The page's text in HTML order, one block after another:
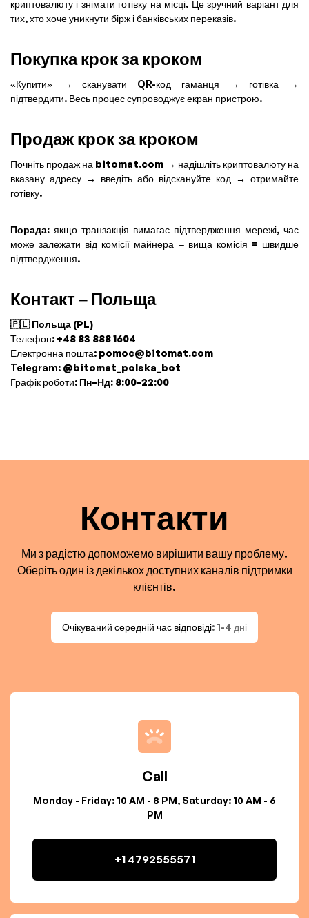
криптовалюту і знімати готівку на місці. Це зручний варіант для
тих, хто хоче уникнути бірж і банківських переказів.
Покупка крок за кроком
«Купити» → сканувати QR-код гаманця → готівка →
підтвердити. Весь процес супроводжує екран пристрою.
Продаж крок за кроком
Почніть продаж на bitomat.com → надішліть криптовалюту на
вказану адресу → введіть або відскануйте код → отримайте
готівку.
Порада: якщо транзакція вимагає підтвердження мережі, час
може залежати від комісії майнера – вища комісія = швидше
підтвердження.
Контакт – Польща
🇵🇱 Польща (PL)
Телефон: +48 83 888 1604
Електронна пошта: pomoc@bitomat.com
Telegram: @bitomat_polska_bot
Графік роботи: Пн–Нд: 8:00–22:00
Контакти
Ми з радістю допоможемо вирішити вашу проблему.
Оберіть один із декількох доступних каналів підтримки
клієнтів.
Очікуваний середній час відповіді: 1-4 дні
Call
Monday - Friday: 10 AM - 8 PM, Saturday: 10 AM - 6
PM
+1 4792555571